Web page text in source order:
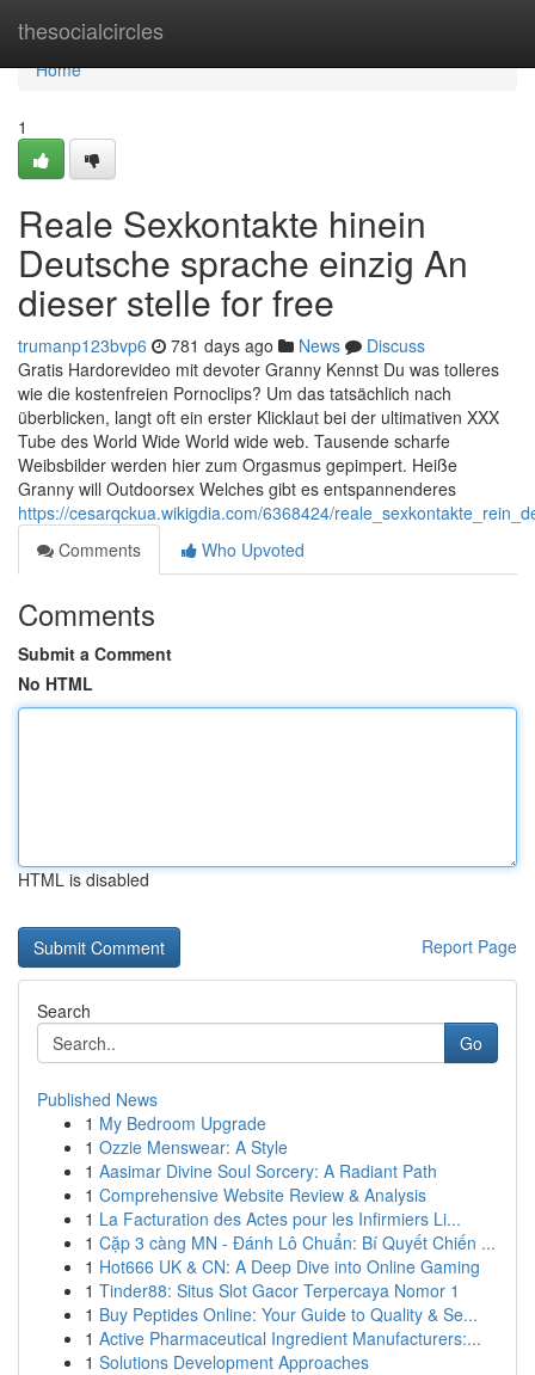
thesocialcircles
Home
Home
1
Reale Sexkontakte hinein
Deutsche sprache einzig An
dieser stelle for free
trumanp123bvp6 781 days ago News
Discuss
Gratis Hardorevideo mit devoter Granny Kennst Du was tolleres
wie die kostenfreien Pornoclips? Um das tatsächlich nach
überblicken, langt oft ein erster Klicklaut bei der ultimativen XXX
Tube des World Wide World wide web. Tausende scharfe
Weibsbilder werden hier zum Orgasmus gepimpert. Heiße
Granny will Outdoorsex Welches gibt es entspannenderes
https://cesarqckua.wikigdia.com/6368424/
Comments
Who Upvoted
Comments
Submit a Comment
No HTML
HTML is disabled
Report Page
Search
Go
Published News
1 My Bedroom Upgrade
1 Ozzie Menswear: A Style
1 Aasimar Divine Soul Sorcery: A Radiant Path
1 Comprehensive Website Review & Analysis
1 La Facturation des Actes pour les Infirmiers Li...
1 Cặp 3 càng MN - Đánh Lô Chuẩn: Bí Quyết Chiến ...
1 Hot666 UK & CN: A Deep Dive into Online Gaming
1 Tinder88: Situs Slot Gacor Terpercaya Nomor 1
1 Buy Peptides Online: Your Guide to Quality & Se...
1 Active Pharmaceutical Ingredient Manufacturers:...
1 Solutions Development Approaches